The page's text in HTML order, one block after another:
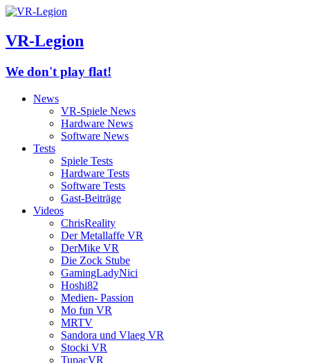
VR-Legion
We don't play flat!
News
VR-Spiele News
Hardware News
Software News
Tests
Spiele Tests
Hardware Tests
Software Tests
Gast-Beiträge
Videos
ChrisReality
Der Metallaffe VR
DerMike VR
Die Zock Stube
GamingLadyNici
Hoshi82
Medien- Passion
Mo fun VR
MRTV
Sandora und Vlaeg VR
Stocki VR
TupacVR